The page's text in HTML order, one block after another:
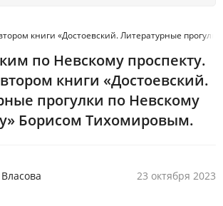
книги «Достоевский. Литературные
по Невскому проспекту.
книги «Достоевский.
прогулки по Невскому
Борисом Тихомировым.
23 октября 2023